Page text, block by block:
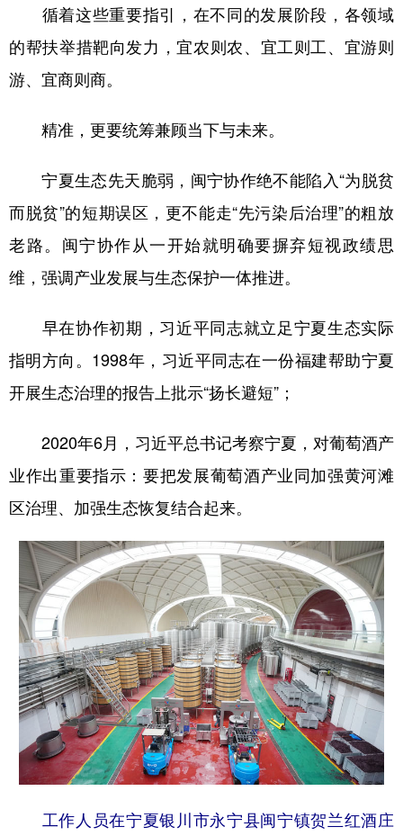
循着这些重要指引，在不同的发展阶段，各领域
的帮扶举措靶向发力，宜农则农、宜工则工、宜游则
游、宜商则商。
精准，更要统筹兼顾当下与未来。
宁夏生态先天脆弱，闽宁协作绝不能陷入“为脱贫
而脱贫”的短期误区，更不能走“先污染后治理”的粗放
老路。闽宁协作从一开始就明确要摒弃短视政绩思
维，强调产业发展与生态保护一体推进。
早在协作初期，习近平同志就立足宁夏生态实际
指明方向。1998年，习近平同志在一份福建帮助宁夏
开展生态治理的报告上批示“扬长避短”；
2020年6月，习近平总书记考察宁夏，对葡萄酒产
业作出重要指示：要把发展葡萄酒产业同加强黄河滩
区治理、加强生态恢复结合起来。
工作人员在宁夏银川市永宁县闽宁镇贺兰红酒庄